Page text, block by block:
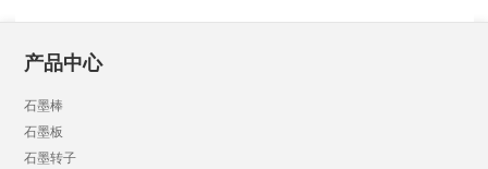
产品中心
石墨棒
石墨板
石墨转子